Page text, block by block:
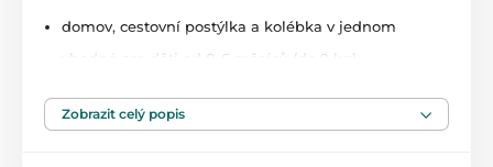
domov, cestovní postýlka a kolébka v jednom
vhodné pro děti od 0-6 měsíců (do 9 kg)
funkce houpání
Zobrazit celý popis